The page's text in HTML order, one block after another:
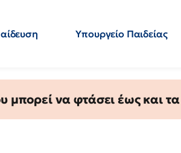
Υπουργείο Παιδείας
να φτάσει έως και τα